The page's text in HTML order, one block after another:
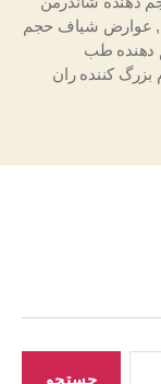
, عوارض شیاف حجم
طب
بزرگ کننده ران